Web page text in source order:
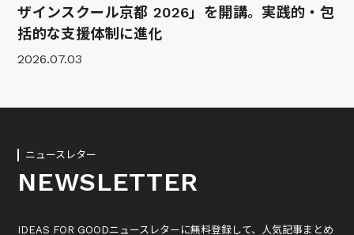
ザインスクール京都 2026」を開講。実践的・包
括的な支援体制に進化
2026.07.03
ニュースレター
NEWSLETTER
IDEAS FOR GOODニュースレターに無料登録して、人気記事まとめ